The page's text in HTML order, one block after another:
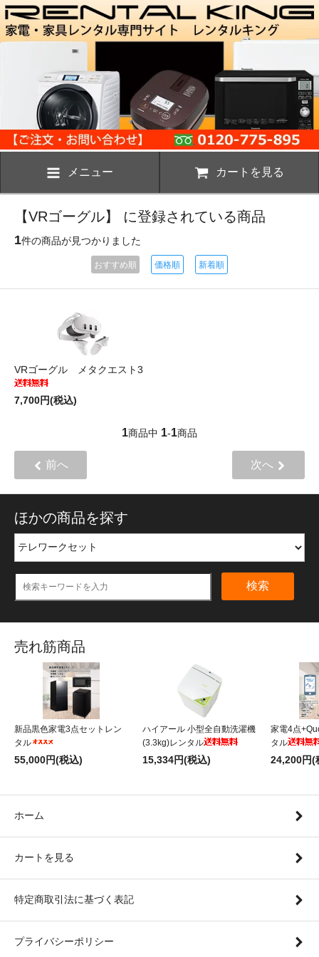
メニュー カートを見る
【VRゴーグル】 に登録されている商品
1件の商品が見つかりました
おすすめ順 価格順 新着順
VRゴーグル メタクエスト3
7,700円(税込)
1商品中 1-1商品
前へ 次へ
ほかの商品を探す
検索
売れ筋商品
新品黒色家電3点セットレン
タル
55,000円(税込)
ハイアール 小型全自動洗濯機
(3.3kg)レンタル
15,334円(税込)
家電4点
タル
24,200円(
ホーム
カートを見る
特定商取引法に基づく表記
プライバシーポリシー